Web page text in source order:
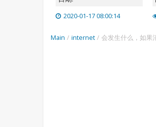
2020-01-17 08:00:14
Main / internet / 会发生什么，如果